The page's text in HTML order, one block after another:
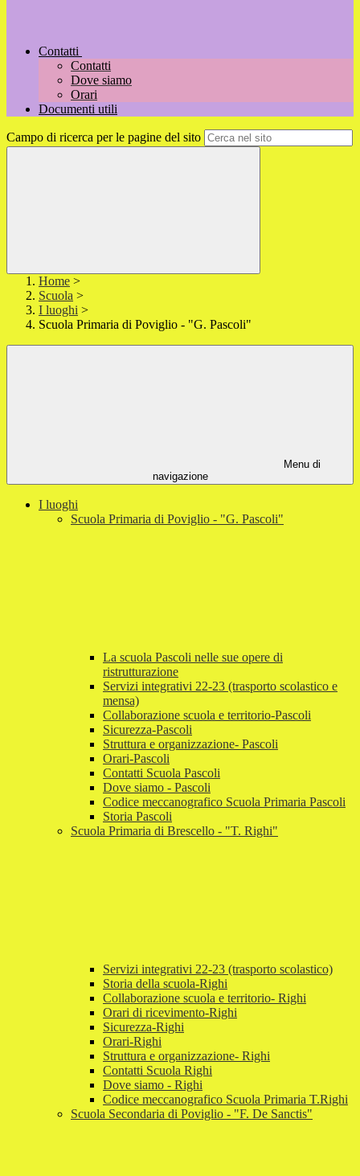
Contatti
Contatti
Dove siamo
Orari
Documenti utili
Campo di ricerca per le pagine del sito
Home >
Scuola >
I luoghi >
Scuola Primaria di Poviglio - "G. Pascoli"
Menu di
navigazione
I luoghi
Scuola Primaria di Poviglio - "G. Pascoli"
La scuola Pascoli nelle sue opere di
ristrutturazione
Servizi integrativi 22-23 (trasporto scolastico e
mensa)
Collaborazione scuola e territorio-Pascoli
Sicurezza-Pascoli
Struttura e organizzazione- Pascoli
Orari-Pascoli
Contatti Scuola Pascoli
Dove siamo - Pascoli
Codice meccanografico Scuola Primaria Pascoli
Storia Pascoli
Scuola Primaria di Brescello - "T. Righi"
Servizi integrativi 22-23 (trasporto scolastico)
Storia della scuola-Righi
Collaborazione scuola e territorio- Righi
Orari di ricevimento-Righi
Sicurezza-Righi
Orari-Righi
Struttura e organizzazione- Righi
Contatti Scuola Righi
Dove siamo - Righi
Codice meccanografico Scuola Primaria T.Righi
Scuola Secondaria di Poviglio - "F. De Sanctis"